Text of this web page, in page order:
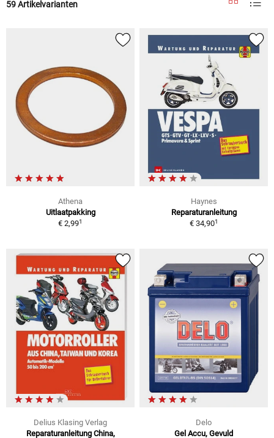
59 Artikelvarianten
Athena
Uitlaatpakking
€ 2,991
Haynes
Reparaturanleitung
€ 34,901
Delius Klasing Verlag
Reparaturanleitung China,
Delo
Gel Accu, Gevuld